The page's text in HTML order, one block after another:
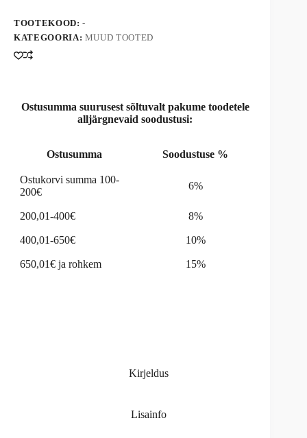
r
n
a
t
TOOTEKOOD:-
KATEGOORIA: MUUD TOOTED
Ostusumma suurusest sõltuvalt pakume toodetele
alljärgnevaid soodustusi:
Ostusumma Soodustuse %
Ostukorvi summa 100-
200€
6%
200,01-400€ 8%
400,01-650€ 10%
650,01€ ja rohkem 15%
Kirjeldus
Lisainfo